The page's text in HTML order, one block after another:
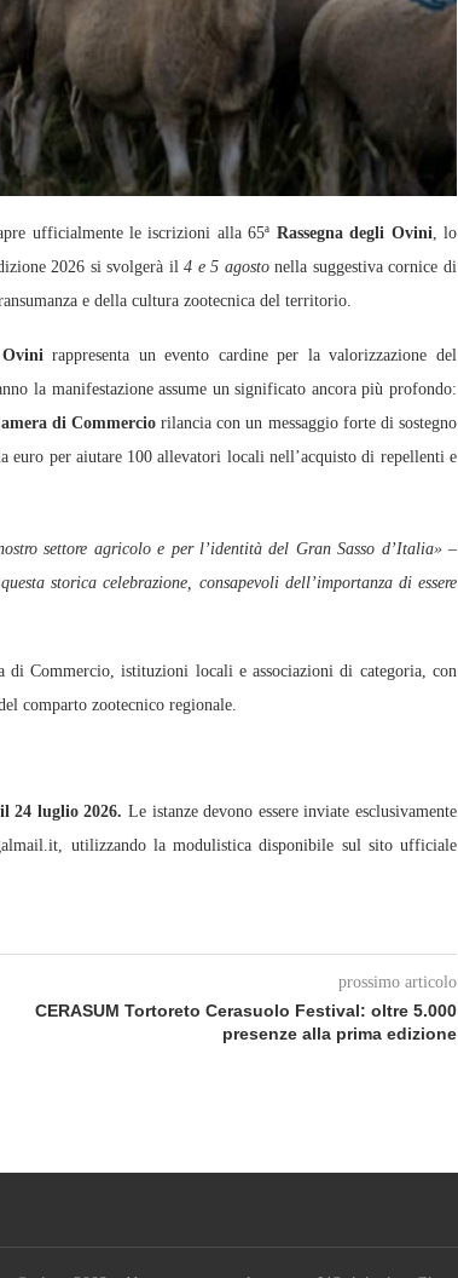
ufficialmente le iscrizioni alla 65ª Rassegna degli Ovini, lo
2026 si svolgerà il4 e 5 agostonella suggestiva cornice di
e della cultura zootecnica del territorio.
Ovinirappresenta un evento cardine per la valorizzazione del
la manifestazione assume un significato ancora più profondo:
di Commerciorilancia con un messaggio forte di sostegno
euro per aiutare 100 allevatori locali nell’acquisto di repellenti e
settore agricolo e per l’identità del Gran Sasso d’Italia»–
storica celebrazione, consapevoli dell’importanza di essere
di Commercio, istituzioni locali e associazioni di categoria, con
comparto zootecnico regionale.
24 luglio 2026. Le istanze devono essere inviate esclusivamente
utilizzando la modulistica disponibile sul sito ufficiale
prossimo articolo
CERASUM Tortoreto Cerasuolo Festival: oltre 5.000
presenze alla prima edizione